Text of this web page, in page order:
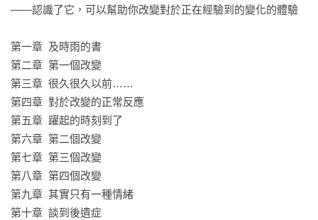
陳志恆（諮商心理師、暢銷作家）
彭蕙仙（知名作家）
劉軒　（正向心理學作家）
——認識了它，可以幫助你改變對於正在經驗到的變化的體驗
第一章  及時雨的書
第二章  第一個改變
第三章  很久很久以前……
第四章  對於改變的正常反應
第五章  躍起的時刻到了
第六章  第二個改變
第七章  第三個改變
第八章  第四個改變
第九章  其實只有一種情緒
第十章  談到後遺症